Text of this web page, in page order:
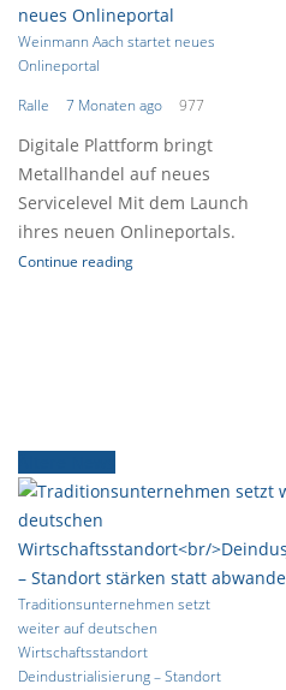
Weinmann Aach startet neues
Onlineportal
Ralle
7 Monaten ago 977
Digitale Plattform bringt
Metallhandel auf neues
Servicelevel Mit dem Launch
ihres neuen Onlineportals.
Continue reading
Traditionsunternehmen setzt
weiter auf deutschen
Wirtschaftsstandort
Deindustrialisierung – Standort